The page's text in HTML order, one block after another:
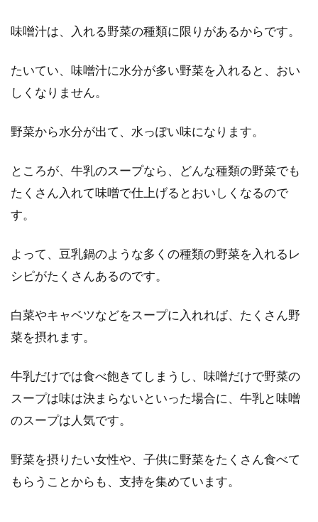
お米はちょっとのひと手間で美味しくなる食材
たいです...
で作るレシピをご紹介
が売られていたりと、とても手軽におこわが食
玄米を炊飯器で炊いたら失敗しちゃ
った！なんで失敗したの？
玄米は、体に良いって良く聞きますよね。炊飯
器のスイッチを押すだけで、健康増進に役立つ
味噌汁は、入れる野菜の種類に限りがあるからです。
たいてい、味噌汁に水分が多い野菜を入れると、おい
しくなりません。
野菜から水分が出て、水っぽい味になります。
ところが、牛乳のスープなら、どんな種類の野菜でも
たくさん入れて味噌で仕上げるとおいしくなるので
す。
よって、豆乳鍋のような多くの種類の野菜を入れるレ
シピがたくさんあるのです。
白菜やキャベツなどをスープに入れれば、たくさん野
菜を摂れます。
牛乳だけでは食べ飽きてしまうし、味噌だけで野菜の
スープは味は決まらないといった場合に、牛乳と味噌
のスープは人気です。
野菜を摂りたい女性や、子供に野菜をたくさん食べて
もらうことからも、支持を集めています。